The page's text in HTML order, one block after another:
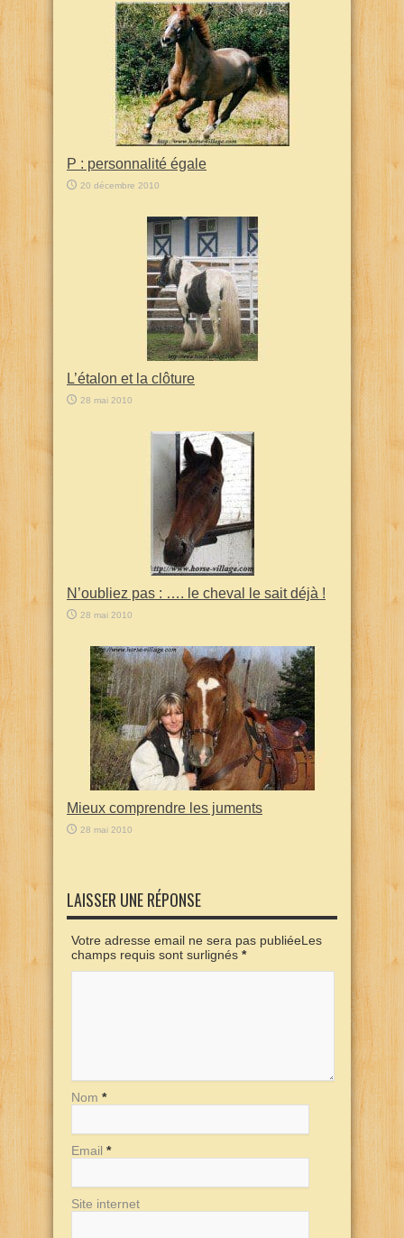
P : personnalité égale
20 décembre 2010
L’étalon et la clôture
28 mai 2010
N’oubliez pas : …. le cheval le sait déjà !
28 mai 2010
Mieux comprendre les juments
28 mai 2010
LAISSER UNE RÉPONSE
Votre adresse email ne sera pas publiéeLes
champs requis sont surlignés *
Nom *
Email *
Site internet